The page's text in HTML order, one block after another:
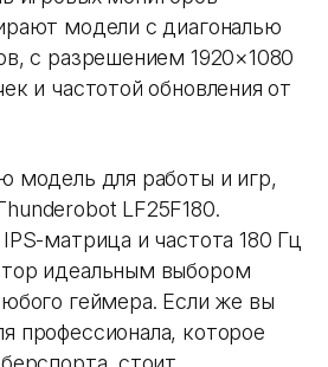
модели с диагональю
с разрешением 1920×1080
и частотой обновления от
модель для работы и игр,
LF25F180.
матрица и частота 180 Гц
идеальным выбором
геймера. Если же вы
профессионала, которое